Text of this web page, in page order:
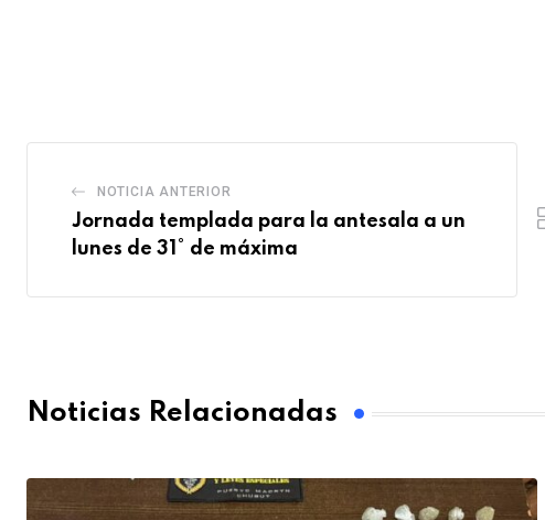
NOTICIA ANTERIOR
Jornada templada para la antesala a un
lunes de 31° de máxima
Noticias Relacionadas